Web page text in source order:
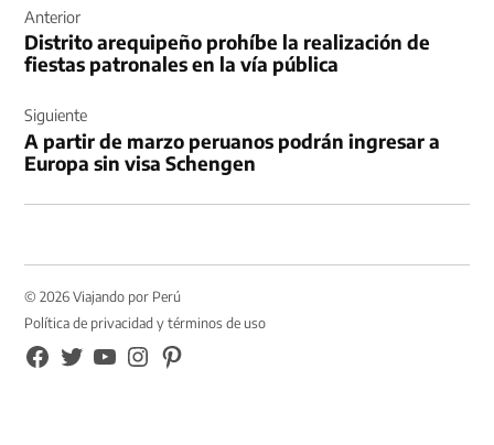
de
entradas
Anterior
Distrito arequipeño prohíbe la realización de
fiestas patronales en la vía pública
Siguiente
A partir de marzo peruanos podrán ingresar a
Europa sin visa Schengen
© 2026 Viajando por Perú
Política de privacidad y términos de uso
FB
TW YouTubeInstagramPinterest